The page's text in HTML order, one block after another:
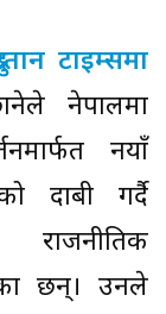
टाइम्समा
नेपालमा
नयाँ
दाबी गर्दै
छन्। उनले